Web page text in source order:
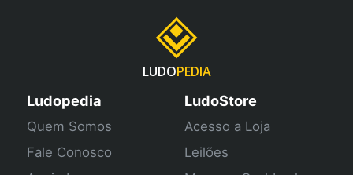
LUDOPEDIA
Ludopedia
Quem Somos
Fale Conosco
LudoStore
Acesso a Loja
Leilões